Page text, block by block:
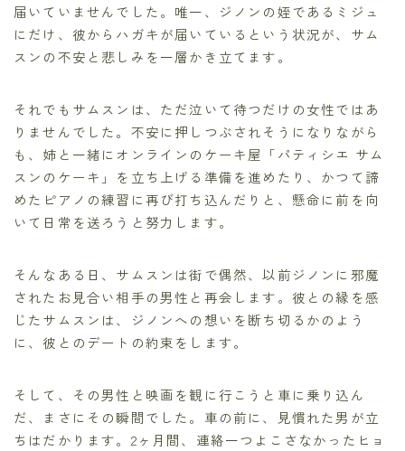
届いていませんでした。唯一、ジノンの姪であるミジュ
にだけ、彼からハガキが届いているという状況が、サム
スンの不安と悲しみを一層かき立てます。
それでもサムスンは、ただ泣いて待つだけの女性ではあ
りませんでした。不安に押しつぶされそうになりながら
も、姉と一緒にオンラインのケーキ屋「パティシエ サム
スンのケーキ」を立ち上げる準備を進めたり、かつて諦
めたピアノの練習に再び打ち込んだりと、懸命に前を向
いて日常を送ろうと努力します。
そんなある日、サムスンは街で偶然、以前ジノンに邪魔
されたお見合い相手の男性と再会します。彼との縁を感
じたサムスンは、ジノンへの想いを断ち切るかのよう
に、彼とのデートの約束をします。
そして、その男性と映画を観に行こうと車に乗り込ん
だ、まさにその瞬間でした。車の前に、見慣れた男が立
ちはだかります。2ヶ月間、連絡一つよこさなかったヒョ